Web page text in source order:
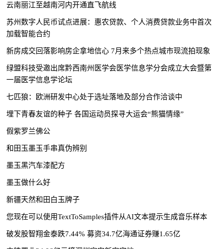
云南丽江至越南河内开通直飞航线
苏州数字人民币试点进展：惠农贷款、个人消费贷款业务中首次
加载智能合约
新房成交回落影响房企拿地信心 7月来多个热点城市现流拍现象
绿盟科技受邀出席黔西南州医学会医学信息学分会成立大会暨第
一届医学信息学论坛
七匹狼：欧洲研发中心处于选址落地及部分合作洽谈中
埋下青春友谊的种子 各国运动员探寻大运会“熊猫情缘”
假紫罗兰佛公
和田玉墨玉手串真伪辨别
墨玉黑汽车漆配方
墨玉做什么好
新疆天然和田白玉牌子
您现在可以使用TextToSamples插件从AI文本提示生成音乐样本
破发股智翔金泰跌7.44% 募资34.7亿海通证券赚1.65亿